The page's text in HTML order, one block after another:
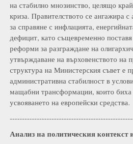
на стабилно мнозинство, целящо
криза. Правителството се ангажира
за справяне с инфлацията,
дефицит, като същевременно
реформи за разграждане на
утвърждаване на върховенството на
структура на Министерския съвет е
административна стабилност в
мащабни трансформации, които биха
усвояването на европейски средства.
Анализ на политическия контекст